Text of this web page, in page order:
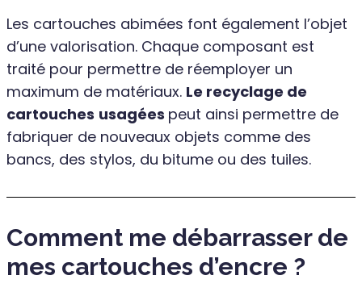
Les cartouches abimées font également l’objet
d’une valorisation. Chaque composant est
traité pour permettre de réemployer un
maximum de matériaux. Le recyclage de
cartouches usagées peut ainsi permettre de
fabriquer de nouveaux objets comme des
bancs, des stylos, du bitume ou des tuiles.
Comment me débarrasser de
mes cartouches d’encre ?